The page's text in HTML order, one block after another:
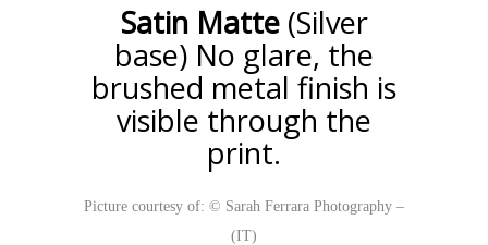
Satin Matte(Silver
base) No glare, the
brushed metal finish is
visible through the
print.
Picture courtesy of: © Sarah Ferrara Photography –
(IT)